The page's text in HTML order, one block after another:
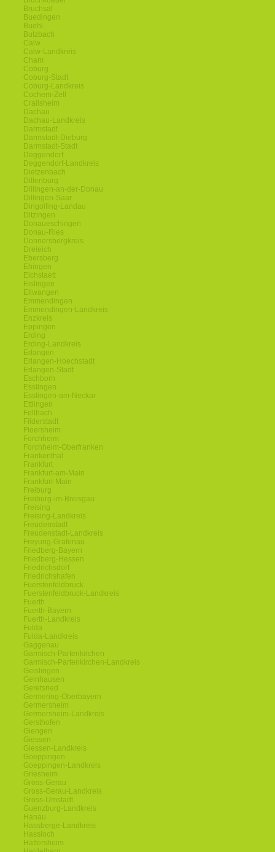
Bruchsal
Buedingen
Buehl
Butzbach
Calw
Calw-Landkreis
Cham
Coburg
Coburg-Stadt
Coburg-Landkreis
Cochem-Zell
Crailsheim
Dachau
Dachau-Landkreis
Darmstadt
Darmstadt-Dieburg
Darmstadt-Stadt
Deggendorf
Deggendorf-Landkreis
Dietzenbach
Dillenburg
Dillingen-an-der-Donau
Dillingen-Saar
Dingolfing-Landau
Ditzingen
Donaueschingen
Donau-Ries
Donnersbergkreis
Dreieich
Ebersberg
Ehingen
Eichstaett
Eislingen
Ellwangen
Emmendingen
Emmendingen-Landkreis
Enzkreis
Eppingen
Erding
Erding-Landkreis
Erlangen
Erlangen-Hoechstadt
Erlangen-Stadt
Eschborn
Esslingen
Esslingen-am-Neckar
Ettlingen
Fellbach
Filderstadt
Floersheim
Forchheim
Forchheim-Oberfranken
Frankenthal
Frankfurt
Frankfurt-am-Main
Frankfurt-Main
Freiburg
Freiburg-im-Breisgau
Freising
Freising-Landkreis
Freudenstadt
Freudenstadt-Landkreis
Freyung-Grafenau
Friedberg-Bayern
Friedberg-Hessen
Friedrichsdorf
Friedrichshafen
Fuerstenfeldbruck
Fuerstenfeldbruck-Landkreis
Fuerth
Fuerth-Bayern
Fuerth-Landkreis
Fulda
Fulda-Landkreis
Gaggenau
Garmisch-Partenkirchen
Garmisch-Partenkirchen-Landkreis
Geislingen
Gelnhausen
Geretsried
Germering-Oberbayern
Germersheim
Germersheim-Landkreis
Gersthofen
Giengen
Giessen
Giessen-Landkreis
Goeppingen
Goeppingen-Landkreis
Griesheim
Gross-Gerau
Gross-Gerau-Landkreis
Gross-Umstadt
Guenzburg-Landkreis
Hanau
Hassberge-Landkreis
Hassloch
Hattersheim